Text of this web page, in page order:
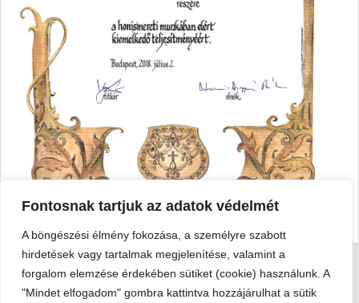
Fontosnak tartjuk az adatok védelmét
A böngészési élmény fokozása, a személyre szabott
hirdetések vagy tartalmak megjelenítése, valamint a
forgalom elemzése érdekében sütiket (cookie) használunk. A
"Mindet elfogadom" gombra kattintva hozzájárulhat a sütik
Viski Károly Múzeum Kalocsa